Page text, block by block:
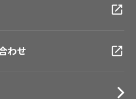
合わせ（ビジネスのお客様）
わせ